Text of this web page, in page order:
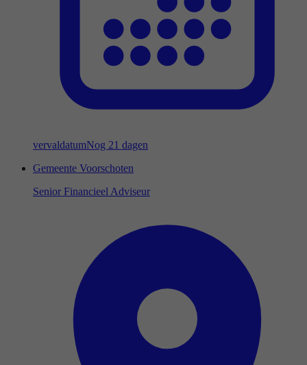
vervaldatumNog 21 dagen
Gemeente Voorschoten
Senior Financieel Adviseur